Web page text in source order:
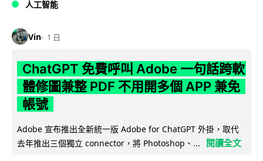
人工智能
Vin 1 日
ChatGPT 免費呼叫 Adobe 一句話跨軟
體修圖兼整 PDF 不用開多個 APP 兼免
帳號
Adobe 宣布推出全新統一版 Adobe for ChatGPT 外掛，取代
去年推出三個獨立 connector，將 Photoshop、...
閱讀全文